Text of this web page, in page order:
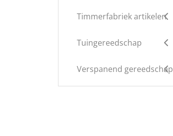
Timmerfabriek artikelen
Tuingereedschap
Verspanend gereedschap